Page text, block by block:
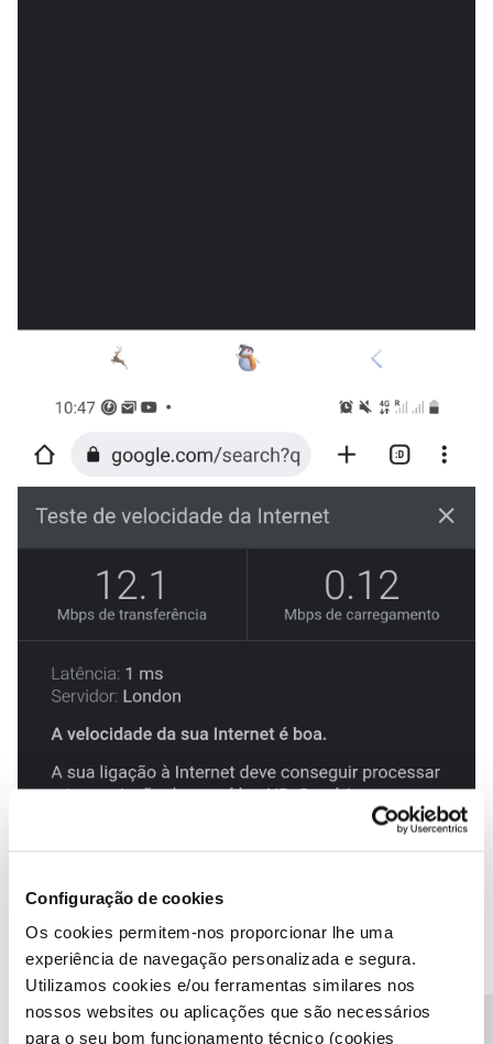
Configuração de cookies
Os cookies permitem-nos proporcionar lhe uma
experiência de navegação personalizada e segura.
Utilizamos cookies e/ou ferramentas similares nos
nossos websites ou aplicações que são necessários
para o seu bom funcionamento técnico (cookies